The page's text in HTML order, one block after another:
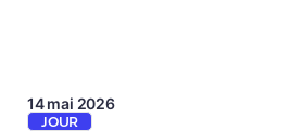
JOUR
14 mai 2026